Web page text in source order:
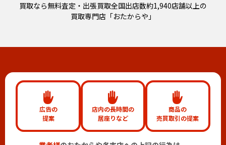
買取なら無料査定・出張買取全国出店数約1,940店舗以上の
買取専門店「おたからや」
広告の
提案
店内の長時間の
居座りなど
商品の
売買取引の提案